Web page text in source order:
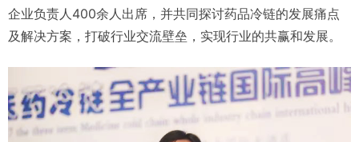
企业负责人400余人出席，并共同探讨药品冷链的发展痛点
及解决方案，打破行业交流壁垒，实现行业的共赢和发展。